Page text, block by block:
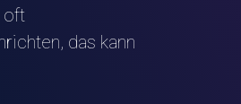
oft
das kann